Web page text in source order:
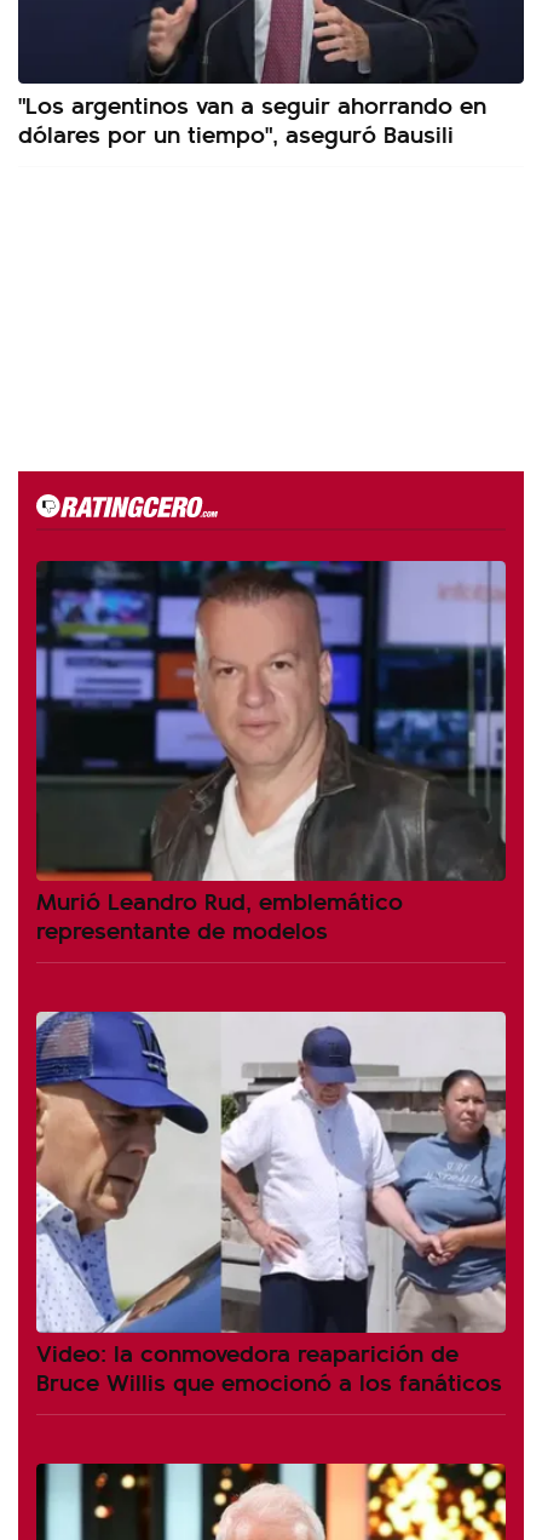
"Los argentinos van a seguir ahorrando en
dólares por un tiempo", aseguró Bausili
Murió Leandro Rud, emblemático
representante de modelos
Video: la conmovedora reaparición de
Bruce Willis que emocionó a los fanáticos